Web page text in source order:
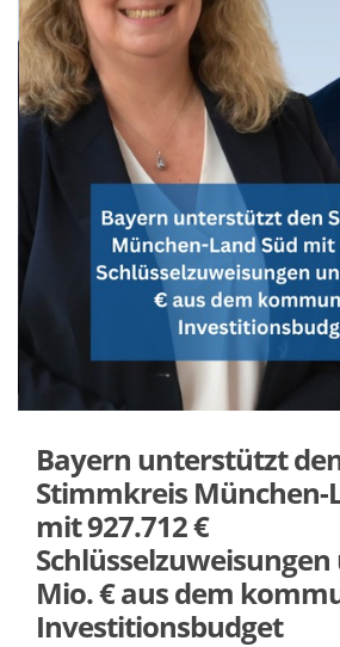
Bayern unterstützt
Stimmkreis München-
mit 927.712
Schlüsselzuweisungen
Mio. € aus dem
Investitionsbudget